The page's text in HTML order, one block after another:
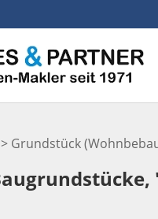
Grundstück